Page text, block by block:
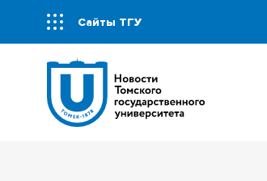
Сайты ТГУ